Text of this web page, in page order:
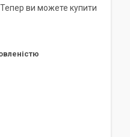
Тепер ви можете купити